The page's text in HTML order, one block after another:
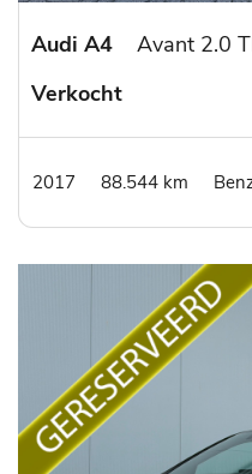
Audi A4
Avant 2.0
Verkocht
2017 88.544 km